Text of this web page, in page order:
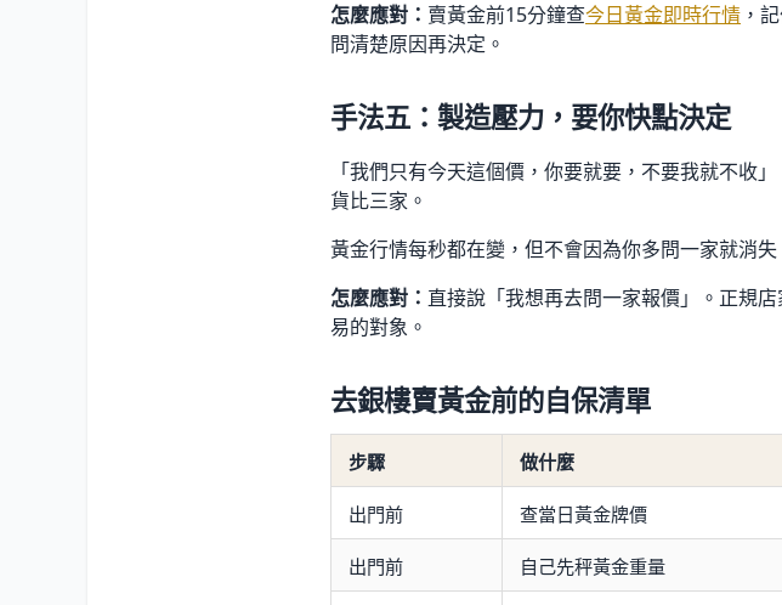
怎麼應對： 賣黃金前15分鐘查今日黃金即時行情 ，
問清楚原因再決定。
手法五：製造壓力，要你快點決定
「我們只有今天這個價，你要就要，不要我就不收
貨比三家。
黃金行情每秒都在變，但不會因為你多問一家就消
怎麼應對： 直接說「我想再去問一家報價」。正規
易的對象。
去銀樓賣黃金前的自保清單
步驟 做什麼
出門前 查當日黃金牌價
出門前 自己先秤黃金重量